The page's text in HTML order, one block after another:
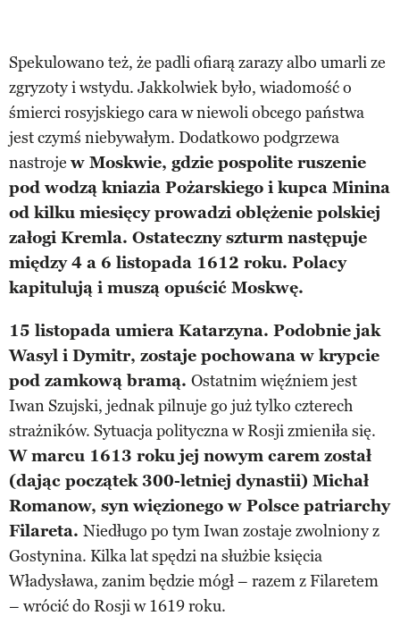
Spekulowano też, że padli ofiarą zarazy albo umarli ze
zgryzoty i wstydu. Jakkolwiek było, wiadomość o
śmierci rosyjskiego cara w niewoli obcego państwa
jest czymś niebywałym. Dodatkowo podgrzewa
nastroje w Moskwie, gdzie pospolite ruszenie
pod wodzą kniazia Pożarskiego i kupca Minina
od kilku miesięcy prowadzi oblężenie polskiej
załogi Kremla. Ostateczny szturm następuje
między 4 a 6 listopada 1612 roku. Polacy
kapitulują i muszą opuścić Moskwę.
15 listopada umiera Katarzyna. Podobnie jak
Wasyl i Dymitr, zostaje pochowana w krypcie
pod zamkową bramą. Ostatnim więźniem jest
Iwan Szujski, jednak pilnuje go już tylko czterech
strażników. Sytuacja polityczna w Rosji zmieniła się.
W marcu 1613 roku jej nowym carem został
(dając początek 300-letniej dynastii) Michał
Romanow, syn więzionego w Polsce patriarchy
Filareta. Niedługo po tym Iwan zostaje zwolniony z
Gostynina. Kilka lat spędzi na służbie księcia
Władysława, zanim będzie mógł – razem z Filaretem
– wrócić do Rosji w 1619 roku.